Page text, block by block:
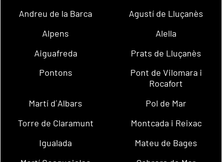
Andreu de la Barca
Agustí de Lluçanès
Alpens
Alella
Aiguafreda
Prats de Lluçanès
Pontons
Pont de Vilomara i
Rocafort
Martí d´Albars
Pol de Mar
Torre de Claramunt
Montcada i Reixac
Igualada
Mateu de Bages